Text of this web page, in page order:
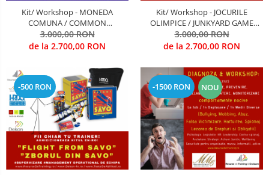
Kit/ Workshop - MONEDA
COMUNA / COMMON
CURRENCY (Antrearea
competentelor de COOPERARE
3.000,00 RON
de la 2.700,00 RON
Kit/ Workshop - JOCURILE
OLIMPICE / JUNKYARD GAME
(Antrenarea competentelor de
INOVARE si imbunatatire
3.000,00 RON
de la 2.700,00 RON
-500 RON -1500 RON NOU